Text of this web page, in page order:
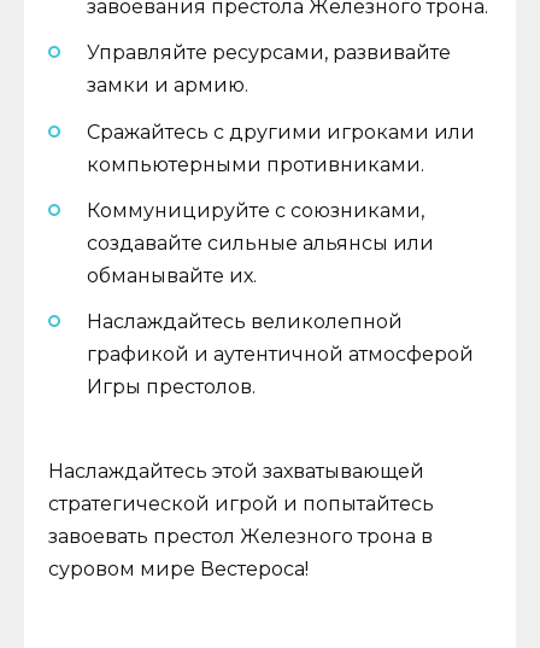
завоевания престола Железного трона.
Управляйте ресурсами, развивайте
замки и армию.
Сражайтесь с другими игроками или
компьютерными противниками.
Коммуницируйте с союзниками,
создавайте сильные альянсы или
обманывайте их.
Наслаждайтесь великолепной
графикой и аутентичной атмосферой
Игры престолов.
Наслаждайтесь этой захватывающей
стратегической игрой и попытайтесь
завоевать престол Железного трона в
суровом мире Вестероса!